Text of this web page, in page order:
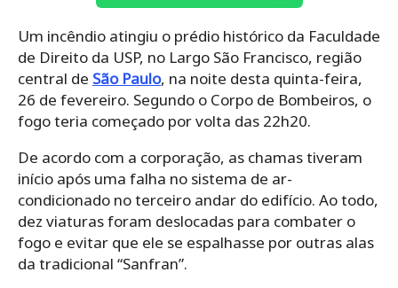
Um incêndio atingiu o prédio histórico da Faculdade
de Direito da USP, no Largo São Francisco, região
central de São Paulo, na noite desta quinta-feira,
26 de fevereiro. Segundo o Corpo de Bombeiros, o
fogo teria começado por volta das 22h20.
De acordo com a corporação, as chamas tiveram
início após uma falha no sistema de ar-
condicionado no terceiro andar do edifício. Ao todo,
dez viaturas foram deslocadas para combater o
fogo e evitar que ele se espalhasse por outras alas
da tradicional “Sanfran”.